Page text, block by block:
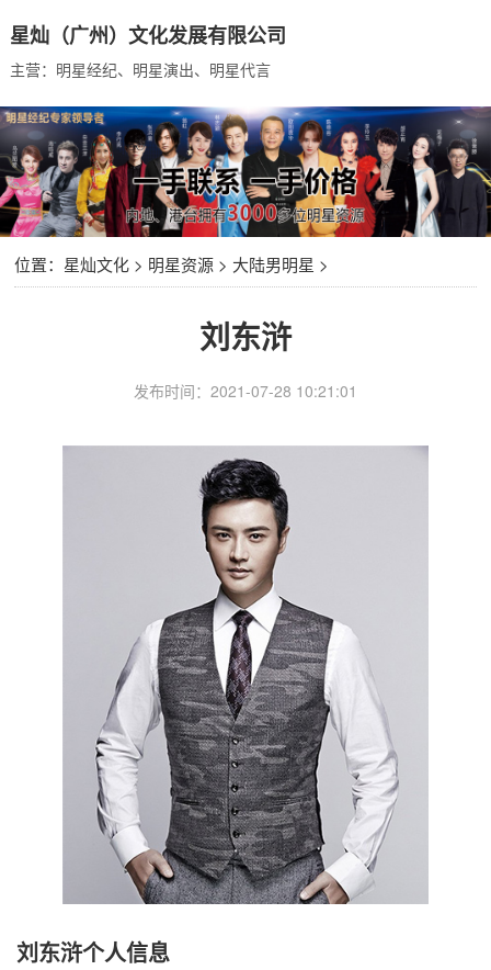
星灿（广州）文化发展有限公司
主营：明星经纪、明星演出、明星代言
位置： 星灿文化> 明星资源> 大陆男明星 >
刘东浒
发布时间：2021-07-28 10:21:01
刘东浒个人信息